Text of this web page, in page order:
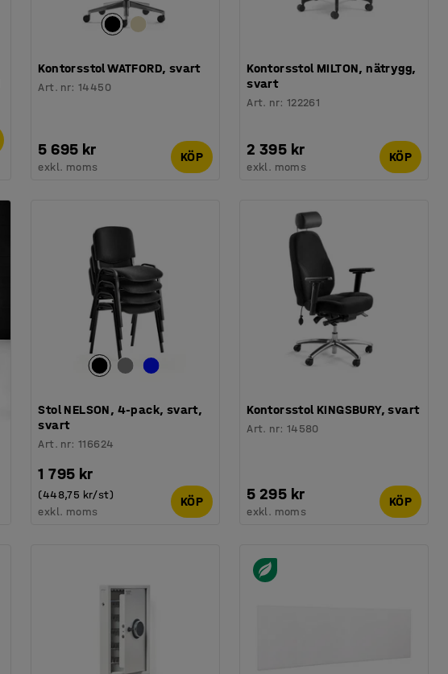
Kontorsstol WATFORD, svart
Art. nr:14450
5 695 kr
exkl. moms
KÖP
Kontorsstol MILTON, nätrygg,
svart
Art. nr: 122261
2 395 kr
exkl. moms
KÖP
Stol NELSON, 4-pack, svart,
svart
Art. nr:116624
1 795 kr
(448,75 kr/st)
exkl. moms
KÖP
Kontorsstol KINGSBURY, svart
Art. nr: 14580
5 295 kr
exkl. moms
KÖP